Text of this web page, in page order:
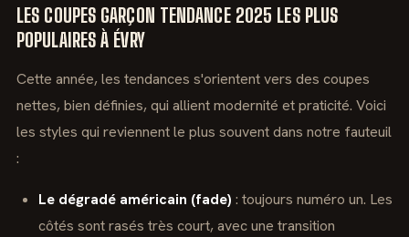
LES COUPES GARÇON TENDANCE 2025 LES PLUS
POPULAIRES À ÉVRY
Cette année, les tendances s'orientent vers des coupes
nettes, bien définies, qui allient modernité et praticité. Voici
les styles qui reviennent le plus souvent dans notre fauteuil
:
Le dégradé américain (fade) : toujours numéro un. Les
côtés sont rasés très court, avec une transition